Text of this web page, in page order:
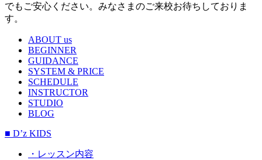
でもご安心ください。みなさまのご来校お待ちしておりま
す。
ABOUT us
BEGINNER
GUIDANCE
SYSTEM & PRICE
SCHEDULE
INSTRUCTOR
STUDIO
BLOG
■ D’z KIDS
・レッスン内容